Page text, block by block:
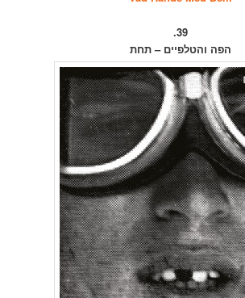
39.
הפה והטלפיים – תחת